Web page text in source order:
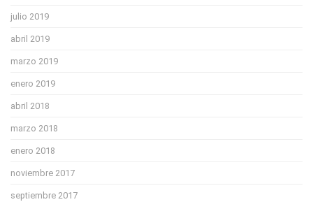
julio 2019
abril 2019
marzo 2019
enero 2019
abril 2018
marzo 2018
enero 2018
noviembre 2017
septiembre 2017